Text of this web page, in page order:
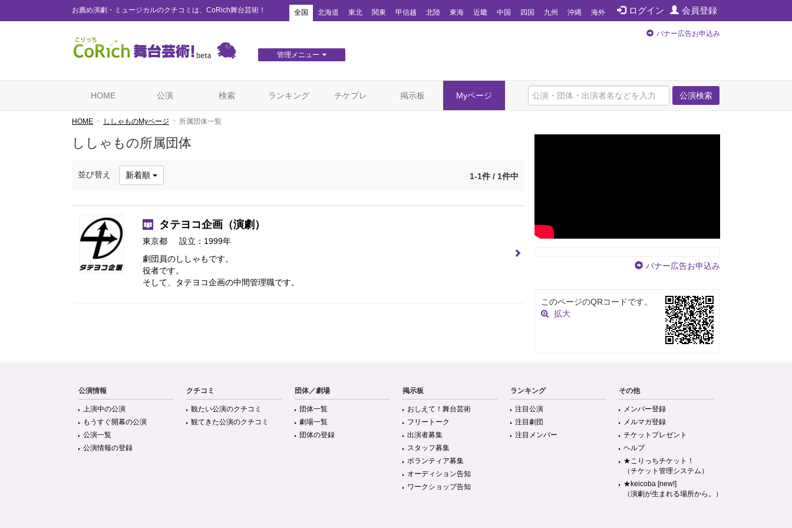
お薦め演劇・ミュージカルのクチコミは、CoRich舞台芸術！ ログイン 会員登録
全国 北海道 東北 関東 甲信越 北陸 東海 近畿 中国 四国 九州 沖縄 海外
管理メニュー
バナー広告お申込み
公演検索
HOME 公演 検索 ランキング チケプレ 掲示板 Myページ
HOME ししゃものMyページ 所属団体一覧
ししゃもの所属団体
並び替え 新着順 1-1件 / 1件中
タテヨコ企画 （演劇）
東京都
設立：1999年
劇団員のししゃもです。
役者です。
そして、タテヨコ企画の中間管理職です。
バナー広告お申込み
このページのQRコードです。
拡大
公演情報
上演中の公演
もうすぐ開幕の公演
公演一覧
公演情報の登録
クチコミ
観たい公演のクチコミ
観てきた公演のクチコミ
団体／劇場
団体一覧
劇場一覧
団体の登録
掲示板
おしえて！舞台芸術
フリートーク
出演者募集
スタッフ募集
ボランティア募集
オーディション告知
ワークショップ告知
ランキング
注目公演
注目劇団
注目メンバー
その他
メンバー登録
メルマガ登録
チケットプレゼント
ヘルプ
★こりっちチケット！
（チケット管理システム）
★keicoba [new!]
（演劇が生まれる場所から。）